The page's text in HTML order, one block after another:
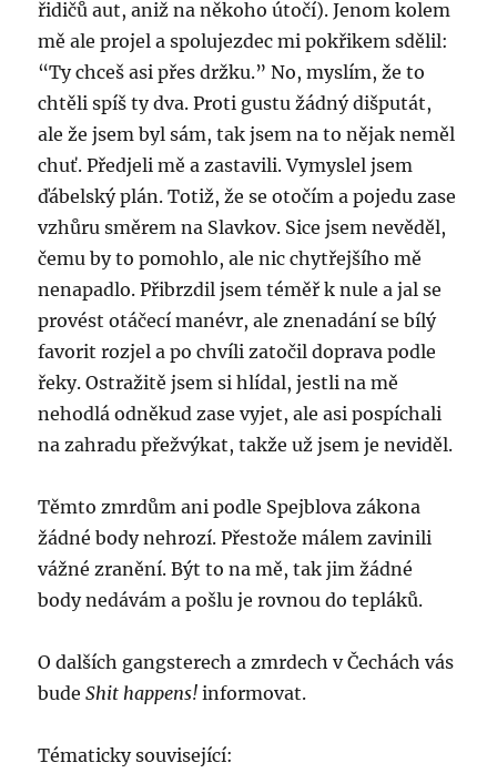
řidičů aut, aniž na někoho útočí). Jenom kolem
mě ale projel a spolujezdec mi pokřikem sdělil:
“Ty chceš asi přes držku.” No, myslím, že to
chtěli spíš ty dva. Proti gustu žádný dišputát,
ale že jsem byl sám, tak jsem na to nějak neměl
chuť. Předjeli mě a zastavili. Vymyslel jsem
ďábelský plán. Totiž, že se otočím a pojedu zase
vzhůru směrem na Slavkov. Sice jsem nevěděl,
čemu by to pomohlo, ale nic chytřejšího mě
nenapadlo. Přibrzdil jsem téměř k nule a jal se
provést otáčecí manévr, ale znenadání se bílý
favorit rozjel a po chvíli zatočil doprava podle
řeky. Ostražitě jsem si hlídal, jestli na mě
nehodlá odněkud zase vyjet, ale asi pospíchali
na zahradu přežvýkat, takže už jsem je neviděl.
Těmto zmrdům ani podle Spejblova zákona
žádné body nehrozí. Přestože málem zavinili
vážné zranění. Být to na mě, tak jim žádné
body nedávám a pošlu je rovnou do tepláků.
O dalších gangsterech a zmrdech v Čechách vás
budeShit happens! informovat.
Tématicky související: